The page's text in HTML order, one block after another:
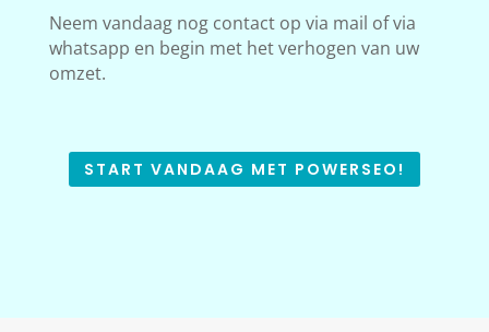
Neem vandaag nog contact op via mail of via
whatsapp en begin met het verhogen van uw
omzet.
START VANDAAG MET POWERSEO!